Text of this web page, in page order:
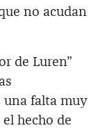
no acudan
de Luren”
una falta muy
hecho de